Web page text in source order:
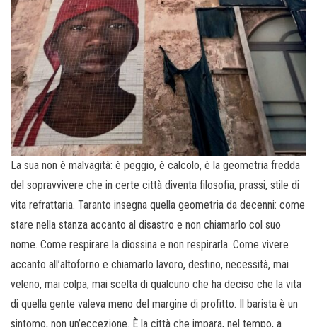
La sua non è malvagità: è peggio, è calcolo, è la geometria fredda
del sopravvivere che in certe città diventa filosofia, prassi, stile di
vita refrattaria. Taranto insegna quella geometria da decenni: come
stare nella stanza accanto al disastro e non chiamarlo col suo
nome. Come respirare la diossina e non respirarla. Come vivere
accanto all’altoforno e chiamarlo lavoro, destino, necessità, mai
veleno, mai colpa, mai scelta di qualcuno che ha deciso che la vita
di quella gente valeva meno del margine di profitto. Il barista è un
sintomo, non un’eccezione. È la città che impara, nel tempo, a